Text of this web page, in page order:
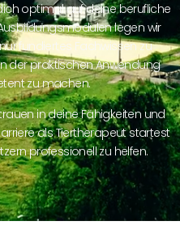
optimal auf deine berufliche
legen wir
fundiertes Fachwissen zu
der praktischen Anwendung
zu machen.
in deine Fähigkeiten und
als Tiertherapeut startest
professionell zu helfen.